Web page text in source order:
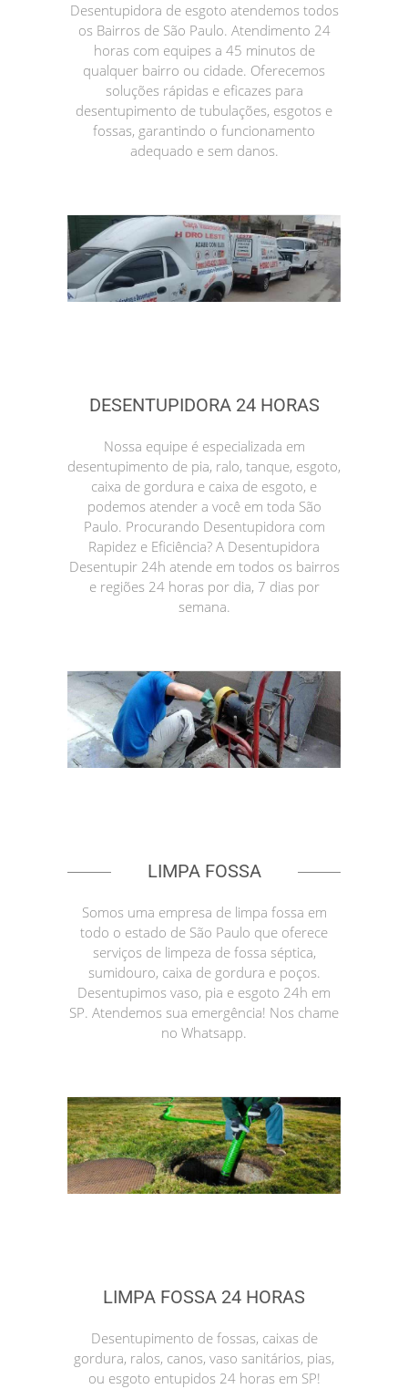
Desentupidora de esgoto atendemos todos
os Bairros de São Paulo. Atendimento 24
horas com equipes a 45 minutos de
qualquer bairro ou cidade. Oferecemos
soluções rápidas e eficazes para
desentupimento de tubulações, esgotos e
fossas, garantindo o funcionamento
adequado e sem danos.
DESENTUPIDORA 24 HORAS
Nossa equipe é especializada em
desentupimento de pia, ralo, tanque, esgoto,
caixa de gordura e caixa de esgoto, e
podemos atender a você em toda São
Paulo. Procurando Desentupidora com
Rapidez e Eficiência? A Desentupidora
Desentupir 24h atende em todos os bairros
e regiões 24 horas por dia, 7 dias por
semana.
LIMPA FOSSA
Somos uma empresa de limpa fossa em
todo o estado de São Paulo que oferece
serviços de limpeza de fossa séptica,
sumidouro, caixa de gordura e poços.
Desentupimos vaso, pia e esgoto 24h em
SP. Atendemos sua emergência! Nos chame
no Whatsapp.
LIMPA FOSSA 24 HORAS
Desentupimento de fossas, caixas de
gordura, ralos, canos, vaso sanitários, pias,
ou esgoto entupidos 24 horas em SP!